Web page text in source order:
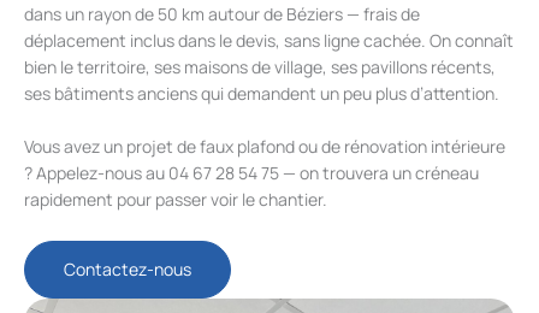
dans un rayon de 50 km autour de Béziers — frais de
déplacement inclus dans le devis, sans ligne cachée. On connaît
bien le territoire, ses maisons de village, ses pavillons récents,
ses bâtiments anciens qui demandent un peu plus d’attention.
Vous avez un projet de faux plafond ou de rénovation intérieure
? Appelez-nous au 04 67 28 54 75 — on trouvera un créneau
rapidement pour passer voir le chantier.
Contactez-nous